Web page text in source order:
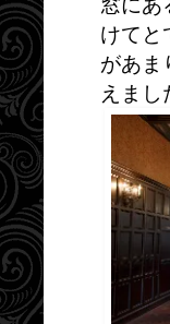
けてと
があま
えまし